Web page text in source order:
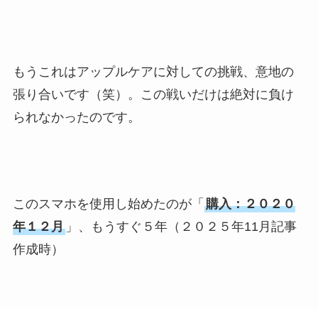
もうこれはアップルケアに対しての挑戦、意地の
張り合いです（笑）。この戦いだけは絶対に負け
られなかったのです。
このスマホを使用し始めたのが「 購入：２０２０
年１２月」、もうすぐ５年（２０２５年11月記事
作成時）